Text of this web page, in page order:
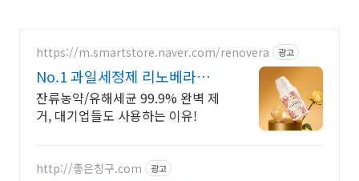
https://m.smartstore.naver.com/renovera 광고
No.1 과일세정제 리노베라
100% 천연원료
잔류농약/유해세균 99.9% 완벽 제
거, 대기업들도 사용하는 이유!
http://좋은칭구.com 광고